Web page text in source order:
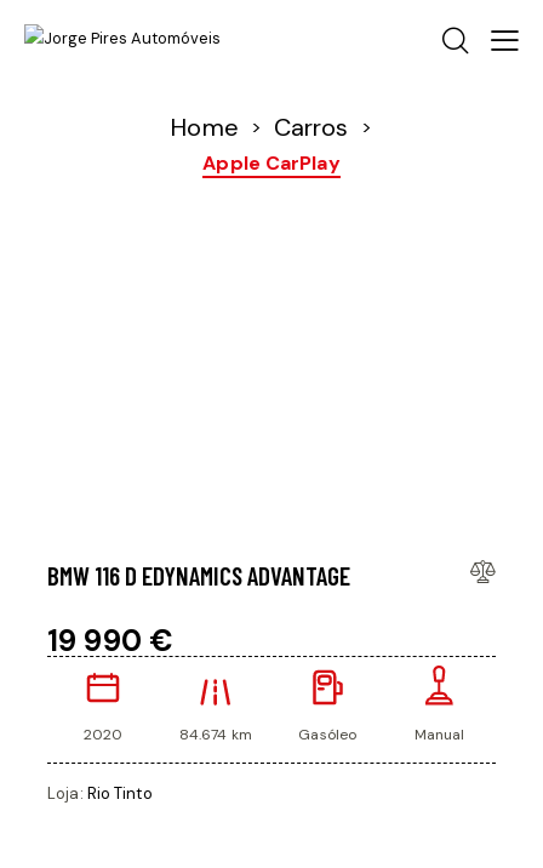
Home > Carros
>
Apple CarPlay
BMW 116 D EDYNAMICS ADVANTAGE
19 990 €
2020 84.674 km Gasóleo Manual
Loja: Rio Tinto